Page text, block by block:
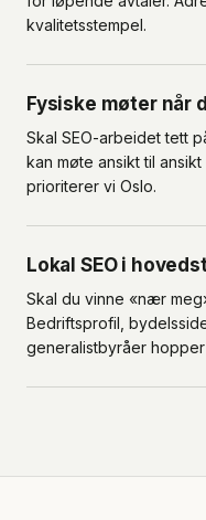
kvalitetsstempel.
Fysiske møter når
Skal SEO-arbeidet tett
kan møte ansikt til
prioriterer vi Oslo.
Lokal SEO i
Skal du vinne «nær
Bedriftsprofil,
generalistbyråer